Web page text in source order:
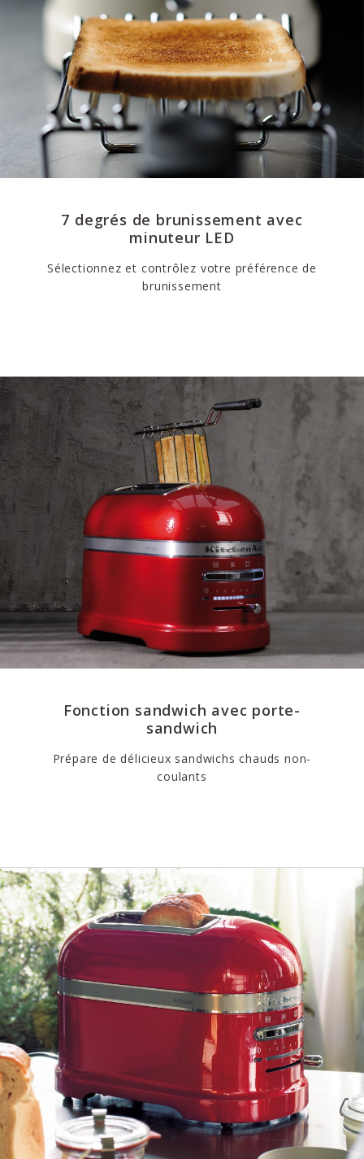
7 degrés de brunissement avec
minuteur LED
Sélectionnez et contrôlez votre préférence de
brunissement
Fonction sandwich avec porte-
sandwich
Prépare de délicieux sandwichs chauds non-
coulants